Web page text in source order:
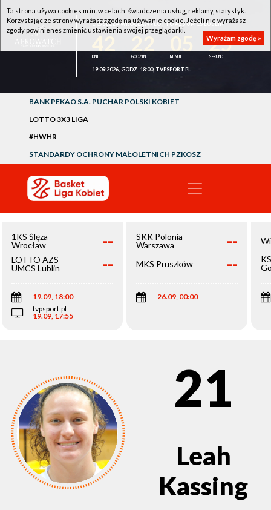
1KS ŚLĘZA WROCŁAW - LOTTO AZS UMCS LUBLIN
25
19.09.2026, GODZ. 18:00, TVPSPORT.PL
BANK PEKAO S.A. PUCHAR POLSKI KOBIET
LOTTO 3X3 LIGA
#HWHR
STANDARDY OCHRONY MAŁOLETNICH PZKOSZ
1KS Ślęza
Wrocław
--
LOTTO AZS
UMCS Lublin
--
19.09, 18:00
tvpsport.pl
19.09, 17:55
SKK Polonia
Warszawa
--
MKS Pruszków --
26.09, 00:00
21
Leah
Kassing
Ta strona używa cookies m.in. w celach: świadczenia usług, reklamy, statystyk.
Korzystając ze strony wyrażasz zgodę na używanie cookie. Jeżeli nie wyrażasz
zgody powinieneś zmienić ustawienia swojej przeglądarki.
Wyrażam zgodę »